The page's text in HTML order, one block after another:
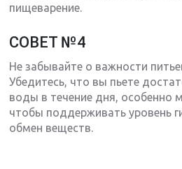
пищеварение.
СОВЕТ №4
Не забывайте о важности
Убедитесь, что вы пьете
воды в течение дня, особенно
чтобы поддерживать уровень
обмен веществ.